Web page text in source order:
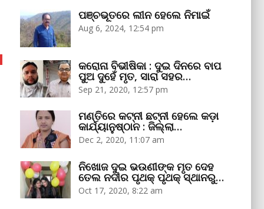
ପଞ୍ଚଭୂତରେ ଲୀନ ହେଲେ ନିମାଇଁ
Aug 6, 2024, 12:54 pm
କରୋନା ବିଭୀଷିକା : ଦୁଇ ଦିନରେ ବାପ
ପୁଅ ଦୁହେଁ ମୃତ, ସାରା ସହର…
Sep 21, 2020, 12:57 pm
ମଣ୍ତିରେ କଟ୍‌ନୀ ଛଟ୍‌ନୀ ହେଲେ କଡ଼ା
କାର୍ଯ୍ୟାନୁଷ୍ଠାନ : ଜିଲ୍ଲା…
Dec 2, 2020, 11:07 am
ନିଖୋଜ ଦୁଇ ଭଉଣୀଙ୍କ ମୃତ ଦେହ
ତେଲ ନଦୀର ପୃଥକ୍‌ ପୃଥକ୍‌ ସ୍ଥାନରୁ…
Oct 17, 2020, 8:22 am